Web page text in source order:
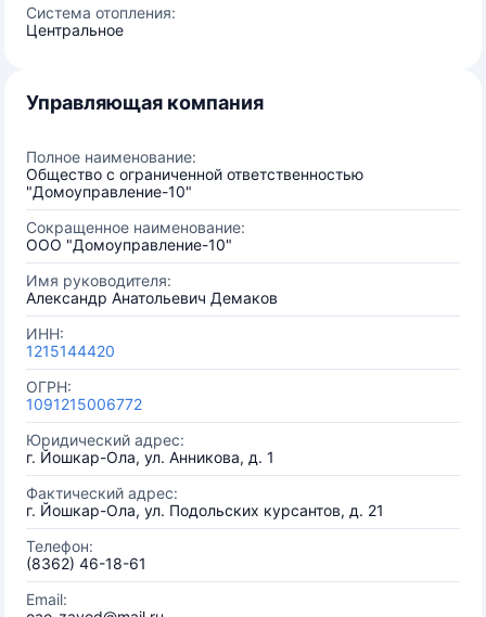
Система отопления:
Центральное
Управляющая компания
Полное наименование:
Общество с ограниченной ответственностью
"Домоуправление-10"
Сокращенное наименование:
ООО "Домоуправление-10"
Имя руководителя:
Александр Анатольевич Демаков
ИНН:
1215144420
ОГРН:
1091215006772
Юридический адрес:
г. Йошкар-Ола, ул. Анникова, д. 1
Фактический адрес:
г. Йошкар-Ола, ул. Подольских курсантов, д. 21
Телефон:
(8362) 46-18-61
Email: